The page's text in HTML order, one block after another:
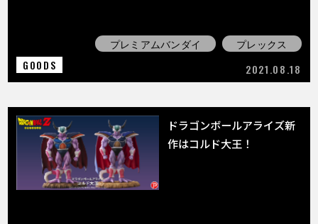
プレミアムバンダイ
プレックス
GOODS
2021.08.18
ドラゴンボールアライズ新
作はコルド大王！